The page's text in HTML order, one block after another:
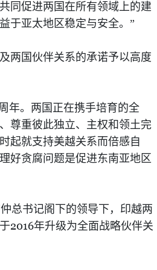
同促进两国在所有领域上的建
于亚太地区稳定与安全。”
两国伙伴关系的承诺予以高度
年。两国正在携手培育的全
尊重彼此独立、主权和领土完
起就支持美越关系而倍感自
好贪腐问题是促进东南亚地区
总书记阁下的领导下，印越两
2016年升级为全面战略伙伴关